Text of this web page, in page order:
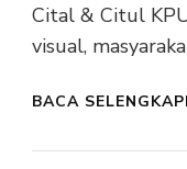
Cital & Citul
visual,
BACA